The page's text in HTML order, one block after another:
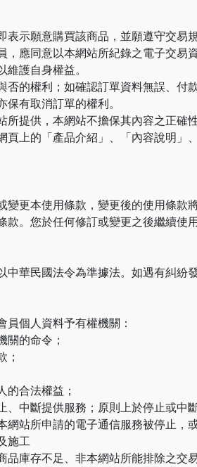
示願意購買該商品，並願遵守交易
，應同意以本網站所紀錄之電子交
護自身權益。
的權利；如確認訂單資料無誤、付
有取消訂單的權利。
提供，本網站不擔保其內容之正確
頁上的「產品介紹」、「內容說明
變更本使用條款，變更後的使用條
。您於任何修訂或變更之後繼續使
華民國法令為準據法。如遇有糾紛
個人資料予有權機關：
關的命令；
；
的合法權益；
中斷提供服務；原則上於停止或中
站所申請的電子通信服務被停止，
施工
品庫存不足、非本網站所能排除之